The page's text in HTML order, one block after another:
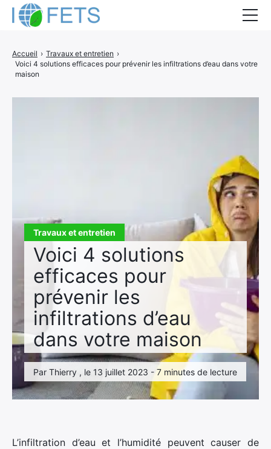
Travaux et entretien
Voici 4 solutions
efficaces pour
prévenir les
infiltrations d’eau
dans votre maison
Par Thierry , le 13 juillet 2023 - 7 minutes de lecture
Accueil › Travaux et entretien ›
Voici 4 solutions efficaces pour prévenir les infiltrations d’eau dans votre
maison
L’infiltration d’eau et l’humidité peuvent causer de
Actualités
Métiers du BTP